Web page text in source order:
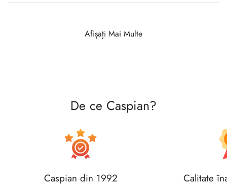
Afișați Mai Multe
De ce Caspian?
Caspian din 1992 Calitate